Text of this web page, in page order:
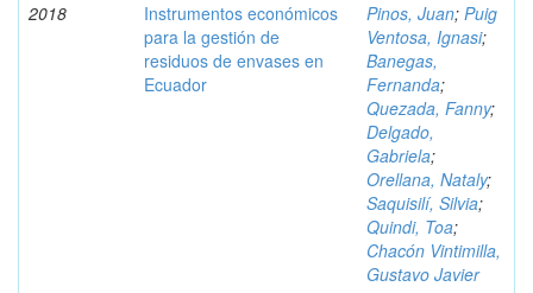
2018
Instrumentos económicos
para la gestión de
residuos de envases en
Ecuador
Pinos, Juan; Puig
Ventosa, Ignasi;
Banegas,
Fernanda;
Quezada, Fanny;
Delgado,
Gabriela;
Orellana, Nataly;
Saquisilí, Silvia;
Quindi, Toa;
Chacón Vintimilla,
Gustavo Javier